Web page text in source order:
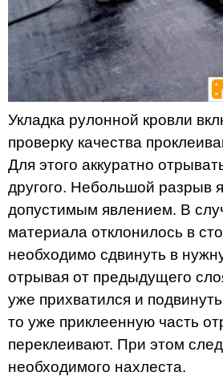
Укладка рулонной кровли
проверку качества
Для этого аккуратно
другого. Небольшой разрыв
допустимым явлением. В
материала отклонилось в
необходимо сдвинуть в
отрывая от предыдущего
уже прихватился и
то уже приклеенную часть
переклеивают. При этом
необходимого нахлеста.